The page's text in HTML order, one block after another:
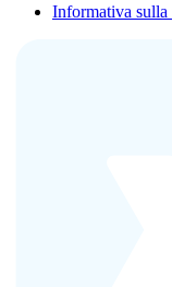
Informativa